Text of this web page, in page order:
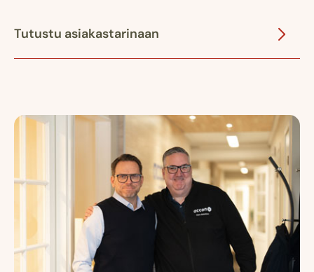
Tutustu asiakastarinaan